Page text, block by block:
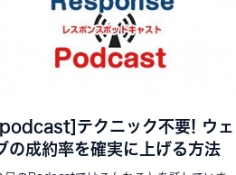
テクニック不要! ウェ
の成約率を確実に上げる方法